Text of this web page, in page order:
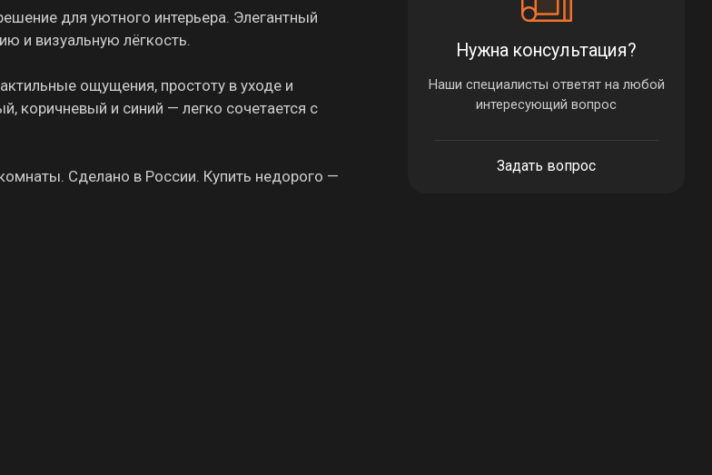
для уютного интерьера. Элегантный
и визуальную лёгкость.
ощущения, простоту в уходе и
коричневый и синий — легко сочетается с
Сделано в России. Купить недорого —
Нужна консультация?
Наши специалисты ответят на любой
интересующий вопрос
Задать вопрос